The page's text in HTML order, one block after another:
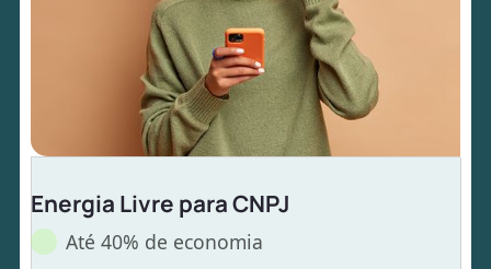
Energia Livre para CNPJ
Até 40% de economia